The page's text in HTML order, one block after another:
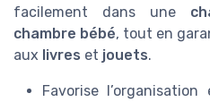
facilement dans une
chambre bébé, tout en
aux livres et jouets.
Favorise